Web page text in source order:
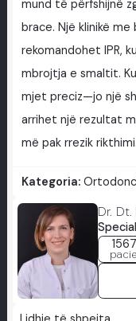
mund të përfshijnë
brace. Një klinikë
rekomandohet IPR,
mbrojtja e smaltit.
mjet preciz—jo një
arrihet një rezultat
më pak rrezik rikthimi.
Kategoria:
Dr.